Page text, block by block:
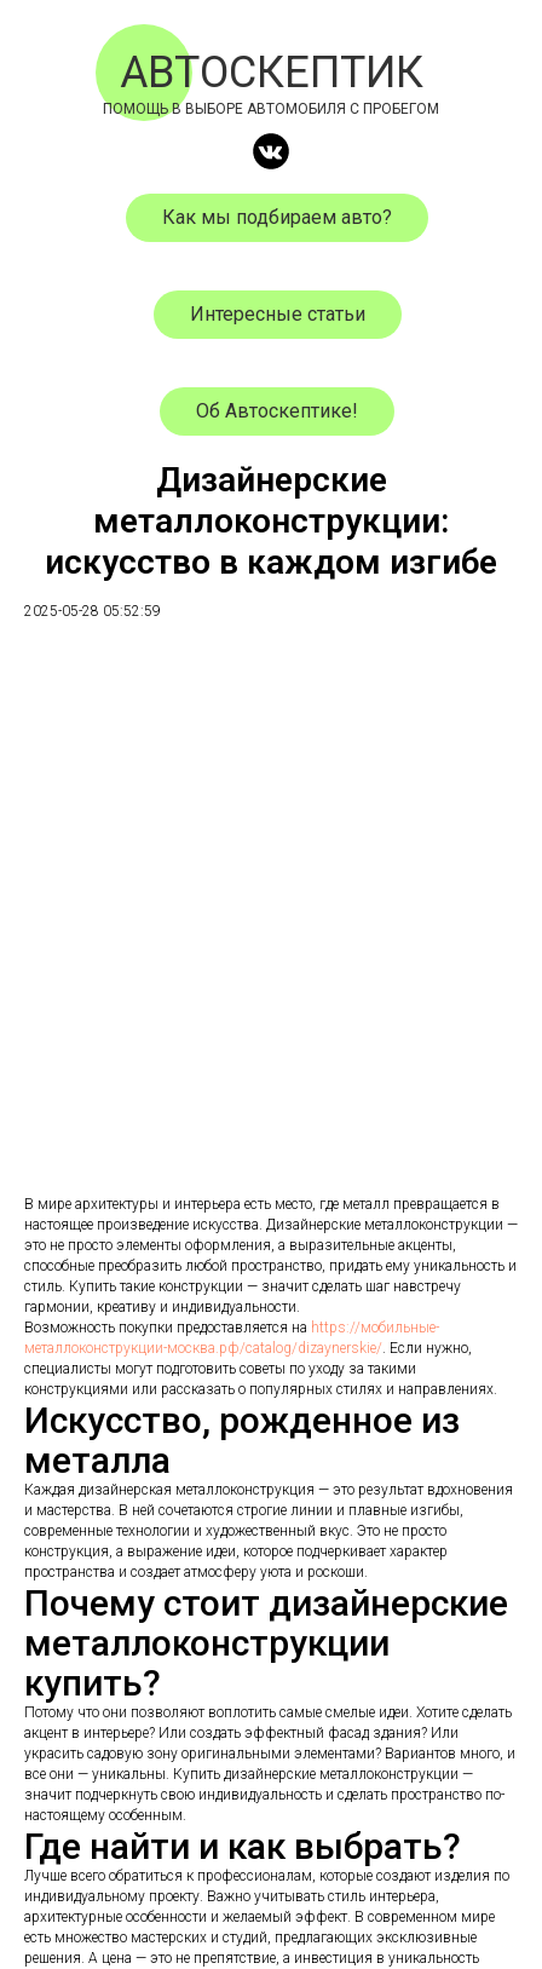
АВТОСКЕПТИК
ПОМОЩЬ В ВЫБОРЕ АВТОМОБИЛЯ С ПРОБЕГОМ
Как мы подбираем авто?
Интересные статьи
Об Автоскептике!
Дизайнерские
металлоконструкции:
искусство в каждом изгибе
2025-05-28 05:52:59
В мире архитектуры и интерьера есть место, где металл превращается в
настоящее произведение искусства. Дизайнерские металлоконструкции —
это не просто элементы оформления, а выразительные акценты,
способные преобразить любой пространство, придать ему уникальность и
стиль. Купить такие конструкции — значит сделать шаг навстречу
гармонии, креативу и индивидуальности.
Возможность покупки предоставляется на https://мобильные-
металлоконструкции-москва.рф/catalog/dizaynerskie/. Если нужно,
специалисты могут подготовить советы по уходу за такими
конструкциями или рассказать о популярных стилях и направлениях.
Искусство, рожденное из
металла
Каждая дизайнерская металлоконструкция — это результат вдохновения
и мастерства. В ней сочетаются строгие линии и плавные изгибы,
современные технологии и художественный вкус. Это не просто
конструкция, а выражение идеи, которое подчеркивает характер
пространства и создает атмосферу уюта и роскоши.
Почему стоит дизайнерские
металлоконструкции
купить?
Потому что они позволяют воплотить самые смелые идеи. Хотите сделать
акцент в интерьере? Или создать эффектный фасад здания? Или
украсить садовую зону оригинальными элементами? Вариантов много, и
все они — уникальны. Купить дизайнерские металлоконструкции —
значит подчеркнуть свою индивидуальность и сделать пространство по-
настоящему особенным.
Где найти и как выбрать?
Лучше всего обратиться к профессионалам, которые создают изделия по
индивидуальному проекту. Важно учитывать стиль интерьера,
архитектурные особенности и желаемый эффект. В современном мире
есть множество мастерских и студий, предлагающих эксклюзивные
решения. А цена — это не препятствие, а инвестиция в уникальность